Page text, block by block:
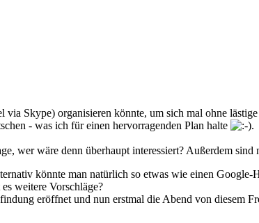
Skype) organisieren könnte, um sich mal ohne
- was ich für einen hervorragenden Plan halte
.
wer wäre denn überhaupt interessiert? Außerdem sind
könnte man natürlich so etwas wie einen
weitere Vorschläge?
eröffnet und nun erstmal die Abend von diesem